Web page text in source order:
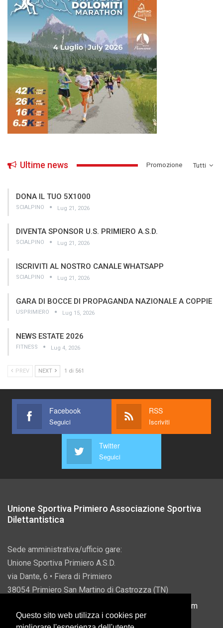
Tutti
Ultime news ­Promozione
DONA IL TUO 5X1000
SCIALPINO Lug 21, 2026
DIVENTA SPONSOR U.S. PRIMIERO A.S.D.
SCIALPINO Lug 21, 2026
ISCRIVITI AL NOSTRO CANALE WHATSAPP
SCIALPINO Lug 21, 2026
GARA DI BOCCE DI PROPAGANDA NAZIONALE A COPPIE
USPRIMIERO Lug 15, 2026
NEWS ESTATE 2026
FITNESS Lug 4, 2026
PREV NEXT 1 di 561
Facebook
Seguici
RSS
Iscriviti
Twitter
Seguici
Unione Sportiva Primiero Associazione Sportiva
Dilettantistica
Sede amministrativa/ufficio gare:
Unione Sportiva Primiero A.S.D.
via Dante, 6 • Fiera di Primiero
38054 Primiero San Martino di Castrozza (TN)
info@usprimiero.com
Questo sito web utilizza i cookies per